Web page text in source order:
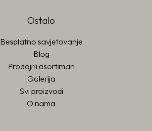
Ostalo
Besplatno savjetovanje
Blog
Prodajni asortiman
Galerija
Svi proizvodi
O nama